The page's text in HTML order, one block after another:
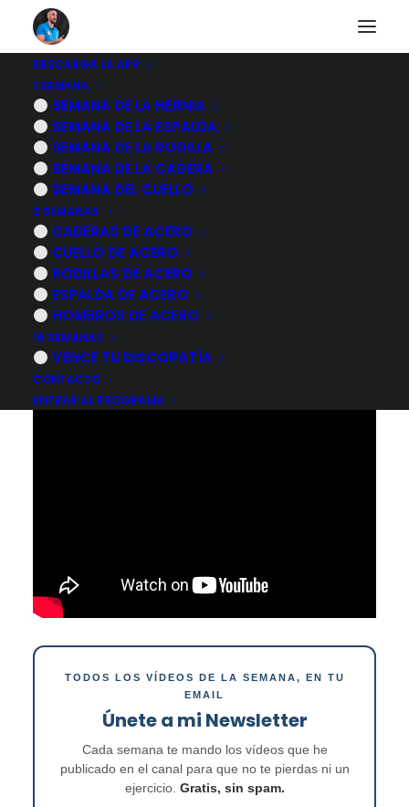
DESCARGA LA APP
1 SEMANA
SEMANA DE LA HERNIA
SEMANA DE LA ESPALDA
SEMANA DE LA RODILLA
SEMANA DE LA CADERA
SEMANA DEL CUELLO
3 SEMANAS
CADERAS DE ACERO
CUELLO DE ACERO
RODILLAS DE ACERO
ESPALDA DE ACERO
HOMBROS DE ACERO
16 SEMANAS
VENCE TU DISCOPATÍA
CONTACTO
ENTRAR AL PROGRAMA
LCA o ligamento
cruzado anterior,
mecanismo lesional
en el futbol
12 NOVIEMBRE, 2022 | POR
TODOS LOS VÍDEOS DE LA SEMANA, EN TU
EMAIL
Únete a mi Newsletter
Cada semana te mando los vídeos que he
publicado en el canal para que no te pierdas ni un
ejercicio. Gratis, sin spam.